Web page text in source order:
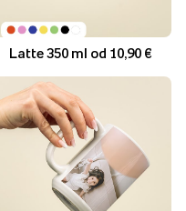
Latte 350 ml od 10,90 €